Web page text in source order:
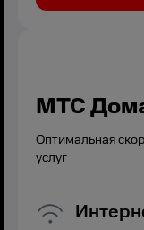
МТС
Оптимальная
услуг